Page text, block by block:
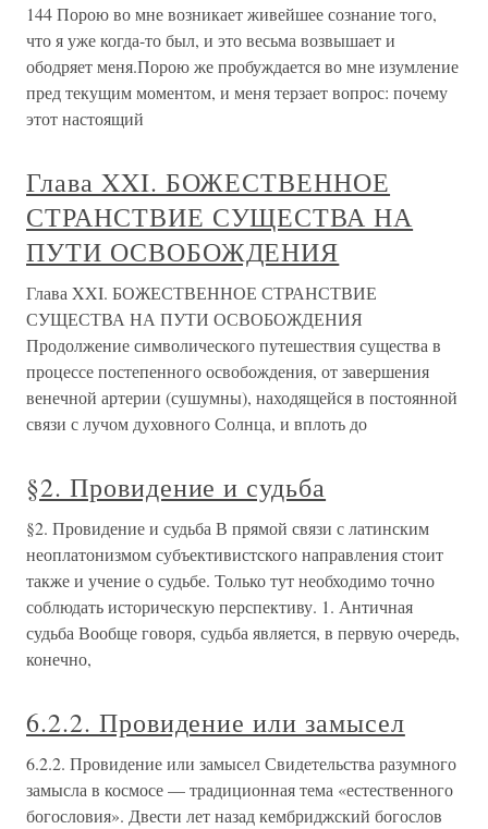
144 Порою во мне возникает живейшее сознание того,
что я уже когда-то был, и это весьма возвышает и
ободряет меня.Порою же пробуждается во мне изумление
пред текущим моментом, и меня терзает вопрос: почему
этот настоящий
Глава XXI. БОЖЕСТВЕННОЕ
СТРАНСТВИЕ СУЩЕСТВА НА
ПУТИ ОСВОБОЖДЕНИЯ
Глава XXI. БОЖЕСТВЕННОЕ СТРАНСТВИЕ
СУЩЕСТВА НА ПУТИ ОСВОБОЖДЕНИЯ
Продолжение символического путешествия существа в
процессе постепенного освобождения, от завершения
венечной артерии (сушумны), находящейся в постоянной
связи с лучом духовного Солнца, и вплоть до
§2. Провидение и судьба
§2. Провидение и судьба В прямой связи с латинским
неоплатонизмом субъективистского направления стоит
также и учение о судьбе. Только тут необходимо точно
соблюдать историческую перспективу. 1. Античная
судьба Вообще говоря, судьба является, в первую очередь,
конечно,
6.2.2. Провидение или замысел
6.2.2. Провидение или замысел Свидетельства разумного
замысла в космосе — традиционная тема «естественного
богословия». Двести лет назад кембриджский богослов